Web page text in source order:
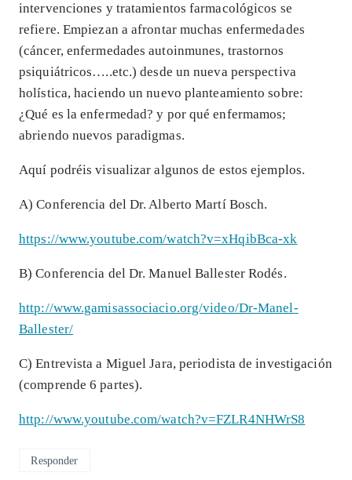
intervenciones y tratamientos farmacológicos se
refiere. Empiezan a afrontar muchas enfermedades
(cáncer, enfermedades autoinmunes, trastornos
psiquiátricos…..etc.) desde un nueva perspectiva
holística, haciendo un nuevo planteamiento sobre:
¿Qué es la enfermedad? y por qué enfermamos;
abriendo nuevos paradigmas.
Aquí podréis visualizar algunos de estos ejemplos.
A) Conferencia del Dr. Alberto Martí Bosch.
https://www.youtube.com/watch?v=xHqibBca-xk
B) Conferencia del Dr. Manuel Ballester Rodés.
http://www.gamisassociacio.org/video/Dr-Manel-
Ballester/
C) Entrevista a Miguel Jara, periodista de investigación
(comprende 6 partes).
http://www.youtube.com/watch?v=FZLR4NHWrS8
Responder